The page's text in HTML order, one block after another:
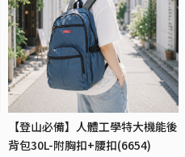
【登山必備】人體工學特大機能後
背包30L-附胸扣+腰扣(6654)